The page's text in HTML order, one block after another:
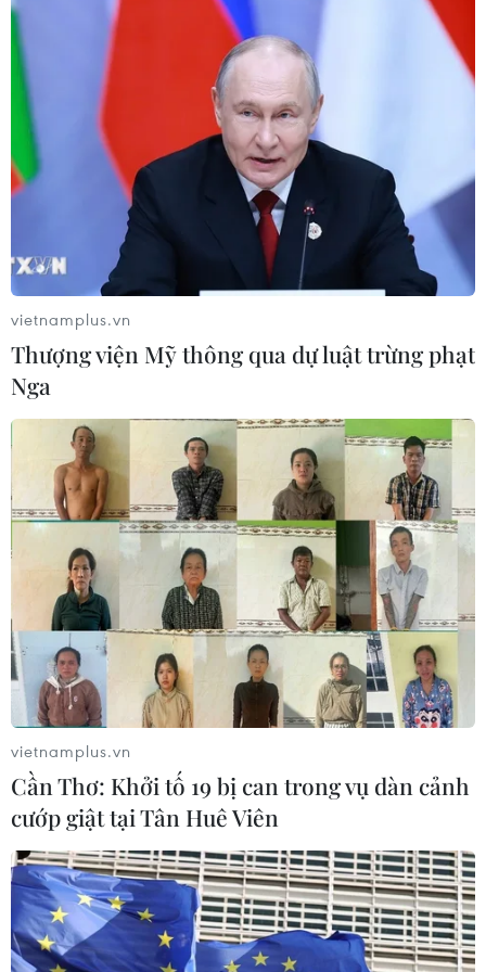
Thụy Sĩ khó đạt mục tiêu giảm phát
thải khí nhà kính vào năm 2030
07/08/2026 09:42
Bão Dolphin càn quét các đảo miền
Nam Nhật Bản, sân bay Okinawa
phải đóng cửa
07/08/2026 09:10
Từ ngày 9/8, cảnh báo nắng nóng
diện rộng ở khu vực Bắc Bộ và Trung
Bộ
07/08/2026 08:58
Từ Quảng Ninh đến Quảng Trị chủ
động ứng phó với áp thấp nhiệt đới
07/08/2026 08:21
Hạn hán nghiêm trọng đe dọa "huyết
mạch" kinh tế châu Âu
17 giờ ngày 7/8, mở cửa tràn xả mặt
điều tiết hồ chứa thủy điện Lai Châu
07/08/2026 07:28
vietnamplus.vn
Thượng viện Mỹ thông qua dự luật trừng phạt
Nga
vietnamplus.vn
Cần Thơ: Khởi tố 19 bị can trong vụ dàn cảnh
cướp giật tại Tân Huê Viên